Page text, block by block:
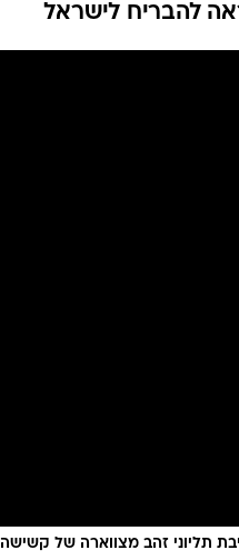
להבריח לישראל
תליוני זהב מצווארה של קשישה